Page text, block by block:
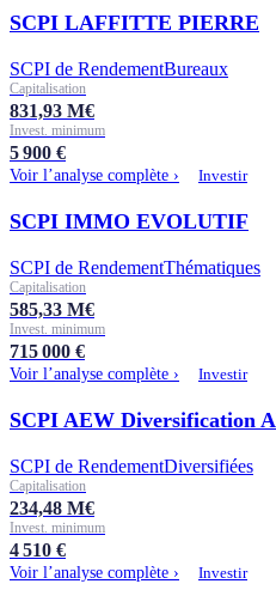
SCPI LAFFITTE PIERRE
SCPI de RendementBureaux
Capitalisation
831,93 M€
Invest. minimum
5 900 €
Voir l’analyse complète › Investir
SCPI IMMO EVOLUTIF
SCPI de RendementThématiques
Capitalisation
585,33 M€
Invest. minimum
715 000 €
Voir l’analyse complète › Investir
SCPI AEW Diversification
SCPI de RendementDiversifiées
Capitalisation
234,48 M€
Invest. minimum
4 510 €
Voir l’analyse complète › Investir